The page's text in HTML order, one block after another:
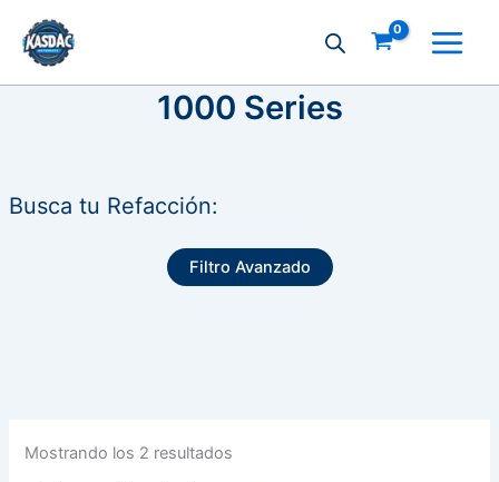
contenido
1000 Series
Busca tu Refacción:
Filtro Avanzado
Mostrando los 2 resultados